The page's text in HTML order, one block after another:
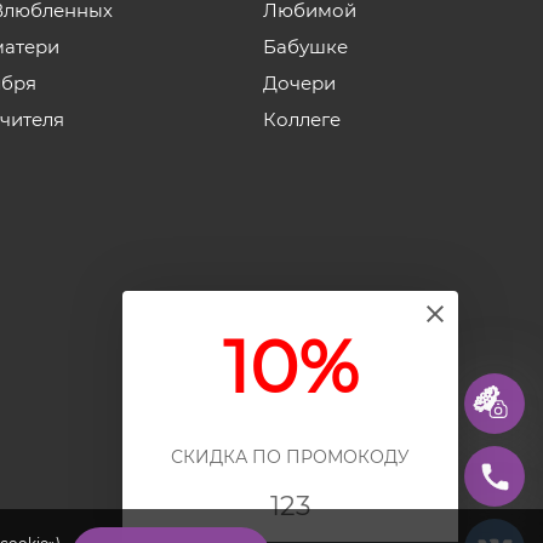
10%
СКИДКА ПО ПРОМОКОДУ
123
Любимой
Бабушке
Дочери
Коллеге